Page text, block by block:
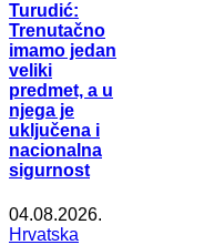
Turudić:
Trenutačno
imamo jedan
veliki
predmet, a u
njega je
uključena i
nacionalna
sigurnost
04.08.2026.
Hrvatska